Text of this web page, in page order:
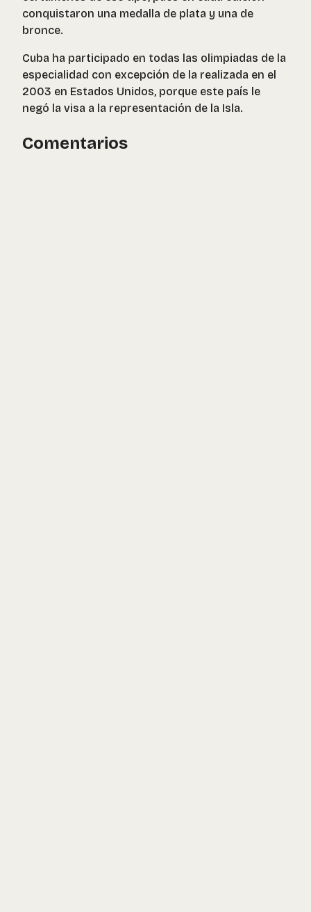
conquistaron una medalla de plata y una de
bronce.
Cuba ha participado en todas las olimpiadas de la
especialidad con excepción de la realizada en el
2003 en Estados Unidos, porque este país le
negó la visa a la representación de la Isla.
Comentarios